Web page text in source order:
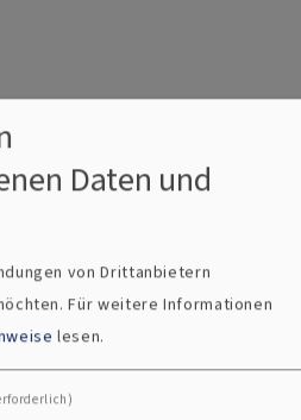
Eckenhaid
Daten und
von Drittanbietern
Für weitere Informationen
lesen.